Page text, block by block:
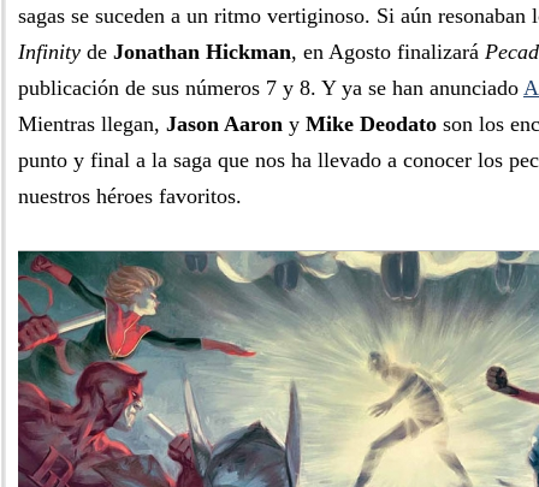
sagas se suceden a un ritmo vertiginoso. Si aún
Infinity de Jonathan Hickman, en Agosto finalizará
publicación de sus números 7 y 8. Y ya se han anunciado
Mientras llegan, Jason Aaron y Mike Deodato son los
punto y final a la saga que nos ha llevado a conocer los
nuestros héroes favoritos.